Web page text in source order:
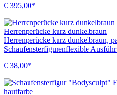
€ 395,00*
Herrenperücke kurz dunkelbraun
Herrenperücke kurz dunkelbraun,
Schaufensterfigurenflexible
€ 38,00*